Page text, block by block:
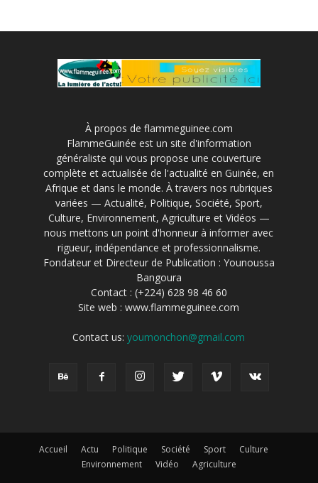
À propos de flammeguinee.com
FlammeGuinée est un site d'information
généraliste qui vous propose une couverture
complète et actualisée de l'actualité en Guinée, en
Afrique et dans le monde. À travers nos rubriques
variées — Actualité, Politique, Société, Sport,
Culture, Environnement, Agriculture et Vidéos —
nous mettons un point d'honneur à informer avec
rigueur, indépendance et professionnalisme.
Fondateur et Directeur de Publication : Younoussa
Bangoura
Contact : (+224) 628 98 46 60
Site web : www.flammeguinee.com
Contact us:youmonchon@gmail.com
Accueil Actu Politique Société Sport
Culture
Environnement
Vidéo Agriculture